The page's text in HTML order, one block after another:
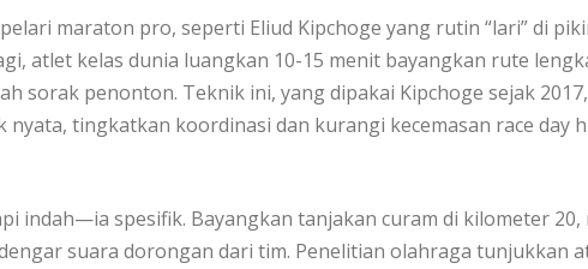
maraton pro, seperti Eliud Kipchoge yang rutin “lari” di
atlet kelas dunia luangkan 10-15 menit bayangkan rute
sorak penonton. Teknik ini, yang dipakai Kipchoge sejak
tingkatkan koordinasi dan kurangi kecemasan race day
indah—ia spesifik. Bayangkan tanjakan curam di kilometer 20,
suara dorongan dari tim. Penelitian olahraga tunjukkan